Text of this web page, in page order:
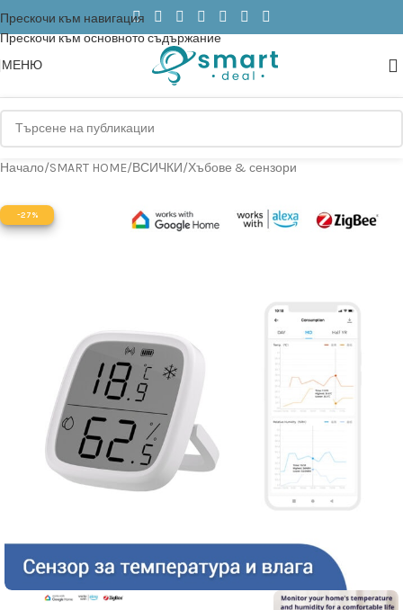
Прескочи към навигация
Прескочи към основното съдържание
МЕНЮ
Начало/SMART HOME/ВСИЧКИ/Хъбове & сензори
-27%